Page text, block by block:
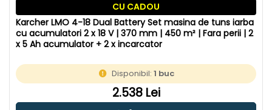
CU CADOU
Karcher LMO 4-18 Dual Battery Set masina de tuns iarba
cu acumulatori 2 x 18 V | 370 mm | 450 m² | Fara perii | 2
x 5 Ah acumulator + 2 x incarcator
Disponibil:1 buc
2.538 Lei